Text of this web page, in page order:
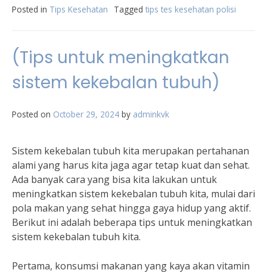
Posted in Tips Kesehatan Tagged tips tes kesehatan polisi
(Tips untuk meningkatkan
sistem kekebalan tubuh)
Posted on October 29, 2024 by adminkvk
Sistem kekebalan tubuh kita merupakan pertahanan
alami yang harus kita jaga agar tetap kuat dan sehat.
Ada banyak cara yang bisa kita lakukan untuk
meningkatkan sistem kekebalan tubuh kita, mulai dari
pola makan yang sehat hingga gaya hidup yang aktif.
Berikut ini adalah beberapa tips untuk meningkatkan
sistem kekebalan tubuh kita.
Pertama, konsumsi makanan yang kaya akan vitamin